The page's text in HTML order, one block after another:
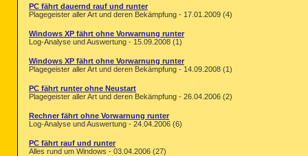
PC fährt dauernd rauf und runter
Plagegeister aller Art und deren Bekämpfung - 17.01.2009 (4)
Windows XP fährt ohne Vorwarnung runter
Log-Analyse und Auswertung - 15.09.2008 (1)
Windows XP fährt ohne Vorwarnung runter
Plagegeister aller Art und deren Bekämpfung - 14.09.2008 (1)
PC fährt runter ohne Neustart
Plagegeister aller Art und deren Bekämpfung - 26.04.2006 (2)
Rechner fährt ohne Vorwarnung runter
Log-Analyse und Auswertung - 24.04.2006 (6)
PC fährt rauf und runter
Alles rund um Windows - 03.04.2006 (27)